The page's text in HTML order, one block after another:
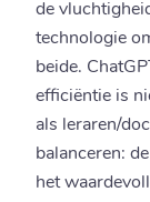
de
technologie
beide.
efficiëntie is
als leraren/
balanceren:
het